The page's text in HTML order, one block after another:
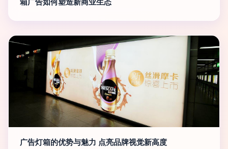
广告灯箱的优势与魅力 点亮品牌视觉新高度